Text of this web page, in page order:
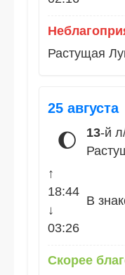
Растущая
25 августа
🌔 13-й
↑
18:44
↓
03:26
В
Скорее